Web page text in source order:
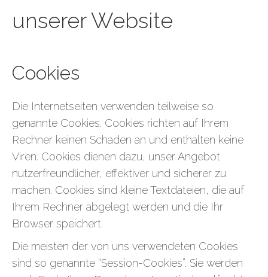
unserer Website
Cookies
Die Internetseiten verwenden teilweise so
genannte Cookies. Cookies richten auf Ihrem
Rechner keinen Schaden an und enthalten keine
Viren. Cookies dienen dazu, unser Angebot
nutzerfreundlicher, effektiver und sicherer zu
machen. Cookies sind kleine Textdateien, die auf
Ihrem Rechner abgelegt werden und die Ihr
Browser speichert.
Die meisten der von uns verwendeten Cookies
sind so genannte “Session-Cookies”. Sie werden